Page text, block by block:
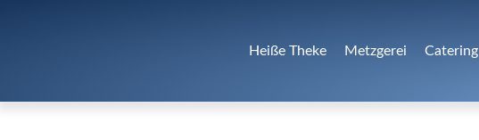
Heiße Theke Metzgerei Catering